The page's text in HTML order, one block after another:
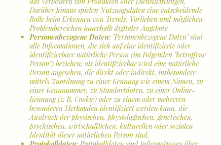
Darüber hinaus spielen Nutzungsdaten eine entscheidende
Rolle beim Erkennen von Trends, Vorlieben und möglichen
Problembereichen innerhalb digitaler Angebote
Personenbezogene Daten: "Personenbezogene Daten" sind
alle Informationen, die sich auf eine identifizierte oder
identifizierbare natürliche Person (im Folgenden "betroffene
Person") beziehen; als identifizierbar wird eine natürliche
Person angesehen, die direkt oder indirekt, insbesondere
mittels Zuordnung zu einer Kennung wie einem Namen, zu
einer Kennnummer, zu Standortdaten, zu einer Online-
Kennung (z. B. Cookie) oder zu einem oder mehreren
besonderen Merkmalen identifiziert werden kann, die
Ausdruck der physischen, physiologischen, genetischen,
psychischen, wirtschaftlichen, kulturellen oder sozialen
Identität dieser natürlichen Person sind.